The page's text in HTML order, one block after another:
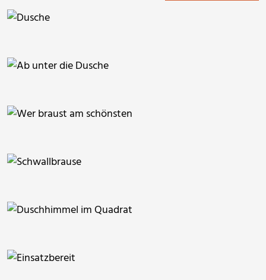
ThommyWeiss
RainerSturm
RainerSturm